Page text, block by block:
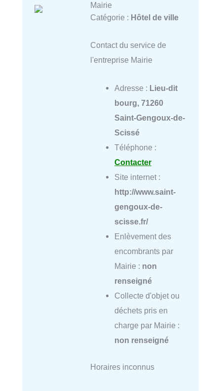
Mairie
Catégorie : Hôtel de ville
Contact du service de
l'entreprise Mairie
Adresse : Lieu-dit
bourg, 71260
Saint-Gengoux-de-
Scissé
Téléphone :
Contacter
Site internet :
http://www.saint-
gengoux-de-
scisse.fr/
Enlèvement des
encombrants par
Mairie : non
renseigné
Collecte d'objet ou
déchets pris en
charge par Mairie :
non renseigné
Horaires inconnus